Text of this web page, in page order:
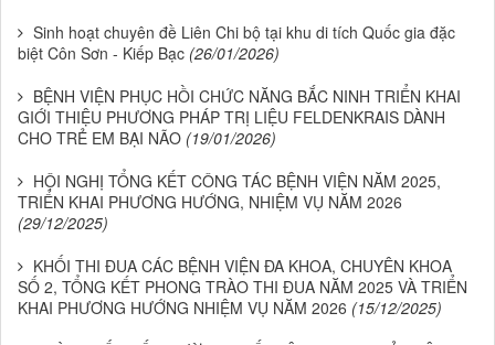
Sinh hoạt chuyên đề Liên Chi bộ tại khu di tích Quốc gia đặc
biệt Côn Sơn - Kiếp Bạc (26/01/2026)
BỆNH VIỆN PHỤC HỒI CHỨC NĂNG BẮC NINH TRIỂN KHAI
GIỚI THIỆU PHƯƠNG PHÁP TRỊ LIỆU FELDENKRAIS DÀNH
CHO TRẺ EM BẠI NÃO (19/01/2026)
HỘI NGHỊ TỔNG KẾT CÔNG TÁC BỆNH VIỆN NĂM 2025,
TRIỂN KHAI PHƯƠNG HƯỚNG, NHIỆM VỤ NĂM 2026
(29/12/2025)
KHỐI THI ĐUA CÁC BỆNH VIỆN ĐA KHOA, CHUYÊN KHOA
SỐ 2, TỔNG KẾT PHONG TRÀO THI ĐUA NĂM 2025 VÀ TRIỂN
KHAI PHƯƠNG HƯỚNG NHIỆM VỤ NĂM 2026 (15/12/2025)